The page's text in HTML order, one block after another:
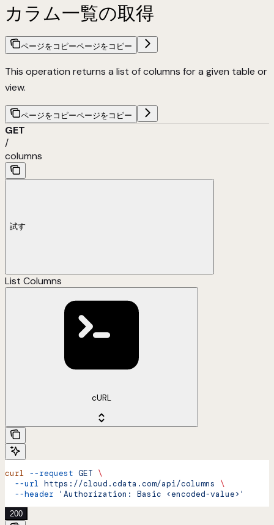
カラム一覧の取得
ページをコピーページをコピー
This operation returns a list of columns for a given table or
view.
ページをコピーページをコピー
GET
/
columns
試す
List Columns
cURL
curl --request GET \
  --url
https://cloud.cdata.com/api/columns
\
  --header
'Authorization: Basic <encoded-value>'
200